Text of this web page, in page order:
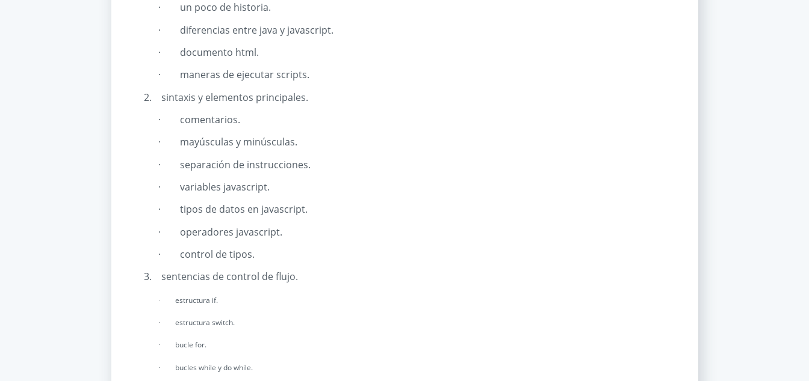
·
un poco de historia.
·
diferencias entre java y javascript.
·
documento html.
·
maneras de ejecutar scripts.
2.
sintaxis y elementos principales.
·
comentarios.
·
mayúsculas y minúsculas.
·
separación de instrucciones.
·
variables javascript.
·
tipos de datos en javascript.
·
operadores javascript.
·
control de tipos.
3.
sentencias de control de flujo.
· estructura if.
· estructura switch.
· bucle for.
· bucles while y do while.